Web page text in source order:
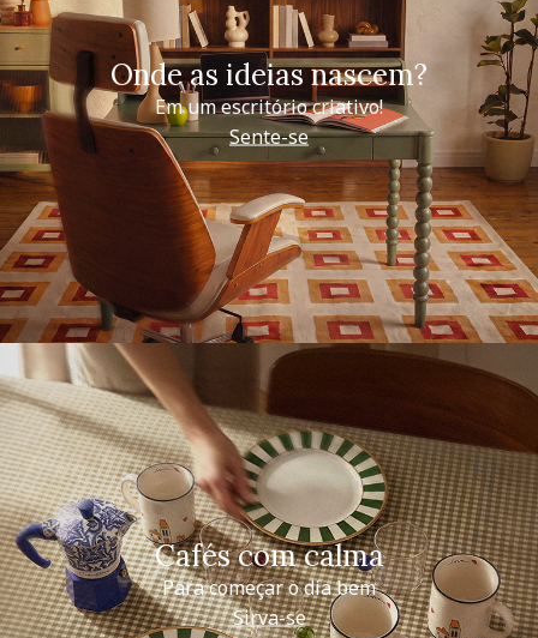
Onde as ideias nascem?
Em um escritório criativo!
Sente-se
Cafés com calma
Para começar o dia bem
Sirva-se